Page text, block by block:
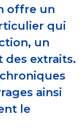
offre un
qui
un
extraits.
ainsi
le